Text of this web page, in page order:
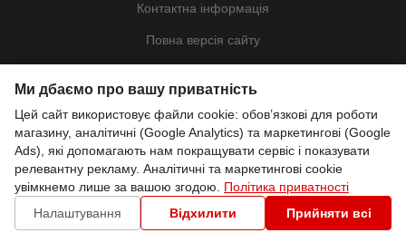
Контактна інформація
Повна версія сайту
Motohill Poland
Pl Укр Рус Eng
Інтернет-магазин створений з Хорошоп
Ми дбаємо про вашу приватність
Цей сайт використовує файли cookie: обов’язкові для роботи
магазину, аналітичні (Google Analytics) та маркетингові (Google
Ads), які допомагають нам покращувати сервіс і показувати
релевантну рекламу. Аналітичні та маркетингові cookie
увімкнемо лише за вашою згодою. Політика приватності
Налаштування
Відхилити Прийняти всі